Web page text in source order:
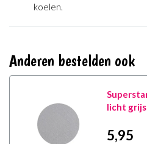
koelen.
Anderen bestelden ook
licht
5,95